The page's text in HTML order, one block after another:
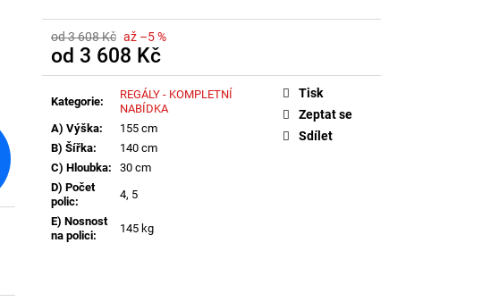
od 3 608 Kč až –5 %
od 3 608 Kč
Měrná
Kategorie:
REGÁLY - KOMPLETNÍ
NABÍDKA
A) Výška:
155 cm
B) Šířka:
140 cm
C) Hloubka:
30 cm
D) Počet
polic:
4, 5
E) Nosnost
na polici:
145 kg
Tisk
Zeptat se
Sdílet